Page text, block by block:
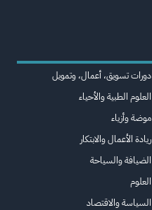
دورات تسويق، أعمال، وتمويل
العلوم الطبية والأحياء
موضة وأزياء
ريادة الأعمال والابتكار
الضيافة والسياحة
العلوم
السياسة والاقتصاد